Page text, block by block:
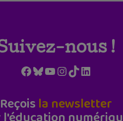
nous !
Facebook
Bluesky
YouTube
Instagram
TikTokLinkedIn
Reçois la newsletter